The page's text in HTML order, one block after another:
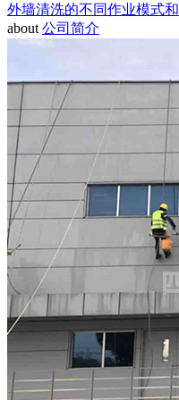
外墙清洗的不同作业模式
about 公司简介